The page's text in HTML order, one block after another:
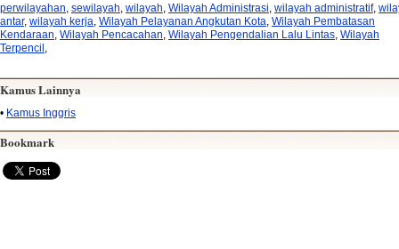
perwilayahan sewilayah wilayah Wilayah Administrasi wilayah administratif,
antar, wilayah kerja Wilayah Pelayanan Angkutan Kota Wilayah Pembatasan
Kendaraan Wilayah Pencacahan Wilayah Pengendalian Lalu Lintas Wilayah
Terpencil
Kamus Lainnya
• Kamus Inggris
Bookmark